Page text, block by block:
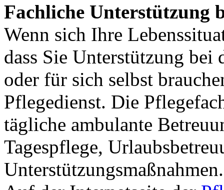
Fachliche Unterstützung
Wenn sich Ihre
dass Sie Unterstützung bei
oder für sich selbst
Pflegedienst. Die
tägliche ambulante
Tagespflege,
Unterstützungsmaßnahmen.